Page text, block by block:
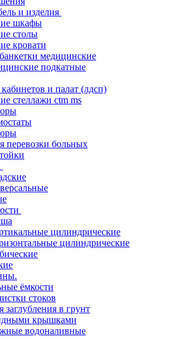
и изделия
шкафы
столы
кровати
медицинские
подкатные
и палат (лдсп)
стеллажи ctm ms
перевозки больных
цилиндрические
цилиндрические
ёмкости
стоков
заглубления в грунт
крышками
водоналивные